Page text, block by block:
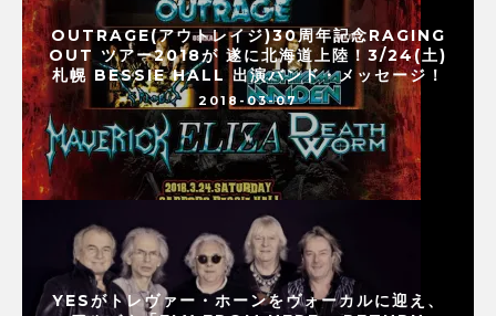
OUTRAGE(アウトレイジ)30周年記念RAGING
OUT ツアー2018が 遂に北海道上陸！3/24(土)
札幌 BESSIE HALL 出演バンド・メッセージ！
2018-03-07
YESがトレヴァー・ホーンをヴォーカルに迎え、